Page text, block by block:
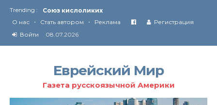
Trending :
Союз кислоликих
Соглашение США с Ираном
Технология Революции в Иране
О нас • Стать автором • Реклама
Регистрация
Войти
08.07.2026
Еврейский Мир
Газета русскоязычной Америки